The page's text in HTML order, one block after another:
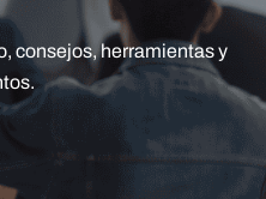
consejos, herramientas y